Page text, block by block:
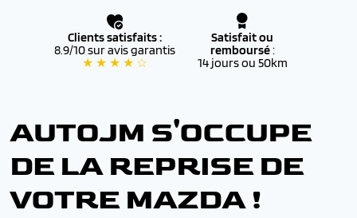
Clients satisfaits :
8.9/10 sur avis garantis
★ ★ ★ ★ ☆
Satisfait ou
remboursé:
14 jours ou 50km
AUTOJM S'OCCUPE
DE LA REPRISE DE
VOTRE MAZDA !